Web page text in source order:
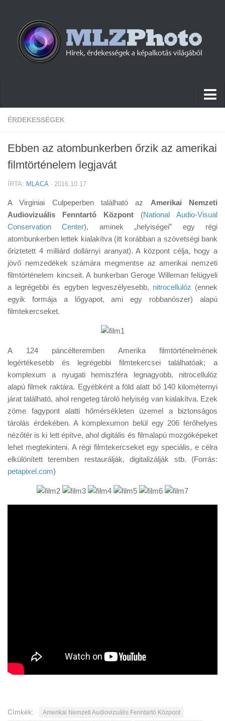
Hírek
Cikkek
Tudástár
Tanácsok
Érdekességek
Helyszíni Riport
E-BB
ÉRDEKESSÉGEK
Ebben az atombunkerben őrzik az amerikai
filmtörténelem legjavát
ÍRTA: MLACA· 2016.10.17
A Virginiai Culpeperben található az Amerikai Nemzeti
Audiovizuális Fenntartó Központ (National Audio-Visual
Conservation Center), aminek „helyiségei” egy régi
atombunkerben lettek kialakítva (itt korábban a szövetségi bank
őriztetett 4 milliárd dollárnyi aranyat). A központ célja, hogy a
jövő nemzedékek számára megmentse az amerikai nemzeti
filmtörténelem kincseit. A bunkerban Geroge Willeman felügyeli
a legrégebbi és egyben legveszélyesebb, nitrocellulóz (ennek
egyik formája a lőgyapot, ami egy robbanószer) alapú
filmtekercseket.
A 124 páncélteremben Amerika filmtörténelmének
legértékesebb és legrégebbi filmtekercsei találhatóak; a
komplexum a nyugati hemiszféra legnagyobb, nitrocellulóz
alapú filmek raktára. Egyébként a föld alatt bő 140 kilométernyi
járat található, ahol rengeteg tároló helyiség van kialakítva. Ezek
zöme fagypont alatti hőmérsékleten üzemel a biztonságos
tárolás érdekében. A komplexumon belül egy 206 férőhelyes
nézőtér is ki lett építve, ahol digitális és filmalapú mozgóképeket
lehet megtekinteni. A régi filmtekercseket egy speciális, e célra
elkülönített teremben restaurálják, digitalizálják stb. (Forrás:
petapixel.com)
Címkék:
Amerikai Nemzeti Audiovizuális Fenntartó Központ